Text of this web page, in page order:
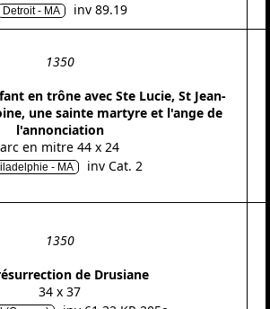
Detroit - MA inv 89.19
1350
en trône avec Ste Lucie, St Jean-
une sainte martyre et l'ange de
l'annonciation
arc en mitre 44 x 24
- MA inv Cat. 2
1350
de Drusiane
34 x 37